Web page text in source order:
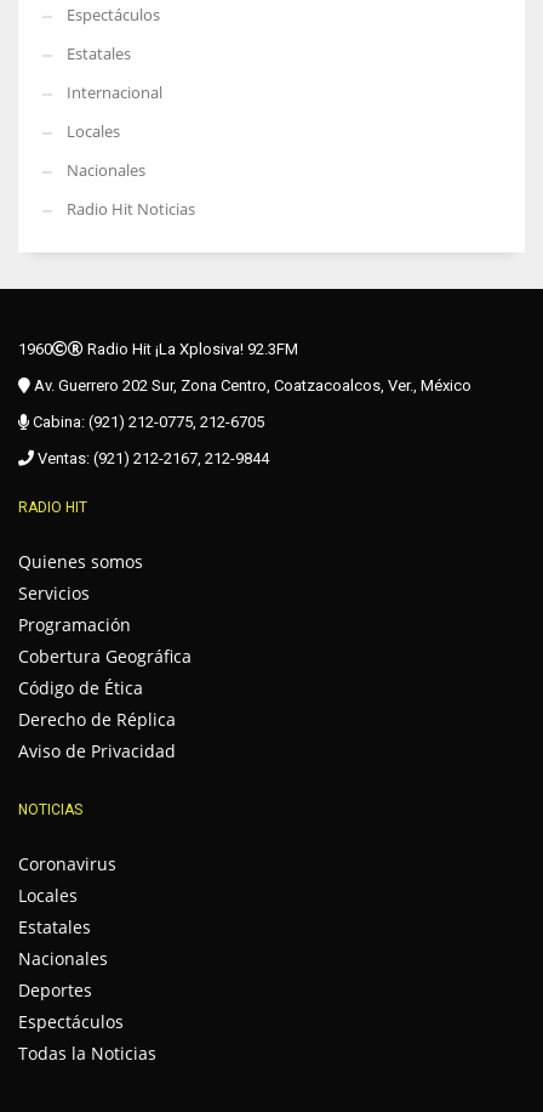
Espectáculos
Estatales
Internacional
Locales
Nacionales
Radio Hit Noticias
1960
Radio Hit ¡La Xplosiva! 92.3FM
Av. Guerrero 202 Sur, Zona Centro, Coatzacoalcos, Ver., México
Cabina: (921) 212-0775, 212-6705
Ventas: (921) 212-2167, 212-9844
RADIO HIT
Quienes somos
Servicios
Programación
Cobertura Geográfica
Código de Ética
Derecho de Réplica
Aviso de Privacidad
NOTICIAS
Coronavirus
Locales
Estatales
Nacionales
Deportes
Espectáculos
Todas la Noticias